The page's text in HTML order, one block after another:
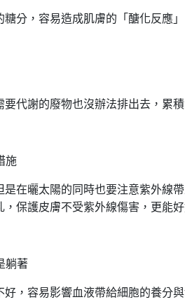
分，容易造成肌膚的「醣化反應
代謝的廢物也沒辦法排出去，累
施
是在曬太陽的同時也要注意紫外線
保護皮膚不受紫外線傷害，更能
躺著
好，容易影響血液帶給細胞的養分